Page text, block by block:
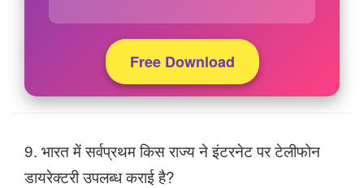
Free Download
9. भारत में सर्वप्रथम किस राज्य ने इंटरनेट पर टेलीफोन
डायरेक्टरी उपलब्ध कराई है?